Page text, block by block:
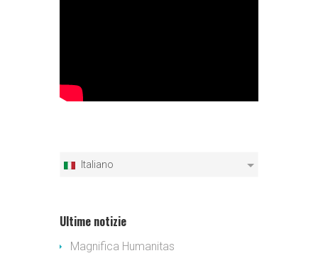
Italiano
Ultime notizie
Magnifica Humanitas